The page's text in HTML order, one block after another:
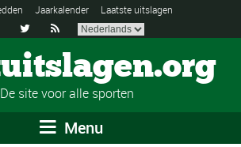
Jaarkalender Laatste uitslagen
 
De site voor alle sporten
Menu